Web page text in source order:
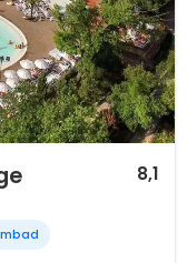
8,1